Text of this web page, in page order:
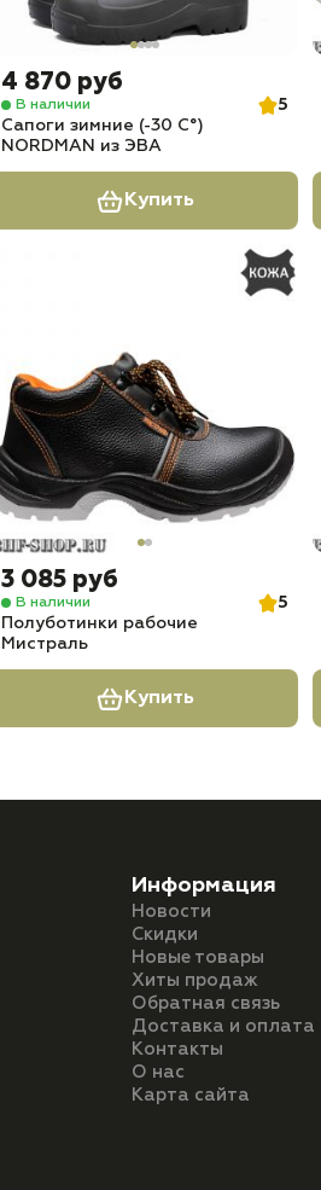
4 870 руб
В наличии
5
Сапоги зимние (-30 С°)
NORDMAN из ЭВА
Купить
3 085 руб
В наличии
5
Полуботинки рабочие
Мистраль
Купить
Информация
Новости
Скидки
Новые товары
Хиты продаж
Обратная связь
Доставка и оплата
Контакты
О нас
Карта сайта